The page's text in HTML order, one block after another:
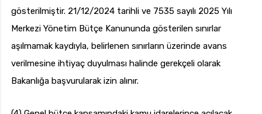
gösterilmiştir. 21/12/2024 tarihli ve 7535 sayılı 2025 Yılı
Merkezi Yönetim Bütçe Kanununda gösterilen sınırlar
aşılmamak kaydıyla, belirlenen sınırların üzerinde avans
verilmesine ihtiyaç duyulması halinde gerekçeli olarak
Bakanlığa başvurularak izin alınır.